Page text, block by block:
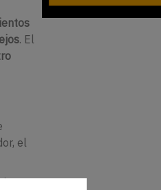
. El
el